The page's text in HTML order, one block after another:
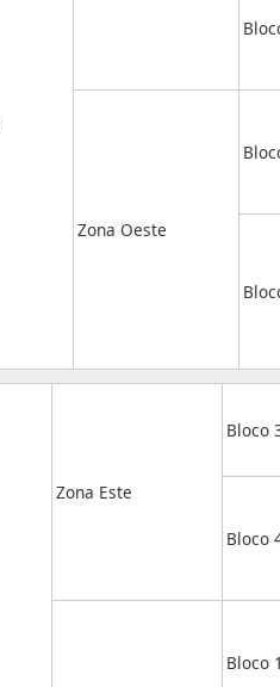
Zona Oeste
Zona Este
Bloco
Bloco
Bloco